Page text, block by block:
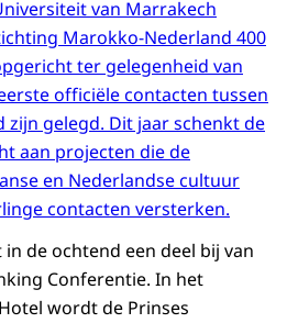
van Marrakech
Marokko-Nederland 400
ter gelegenheid van
officiële contacten tussen
zijn gelegd. Dit jaar schenkt de
aan projecten die de
en Nederlandse cultuur
contacten versterken.
de ochtend een deel bij van
Conferentie. In het
wordt de Prinses